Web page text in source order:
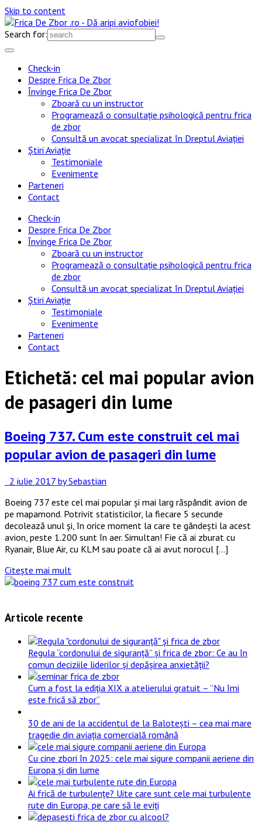
Skip to content
Search for:
Check-in
Despre Frica De Zbor
Învinge Frica De Zbor
Zboară cu un instructor
Programează o consultație psihologică pentru frica
de zbor
Consultă un avocat specializat în Dreptul Aviației
Știri Aviație
Testimoniale
Evenimente
Parteneri
Contact
Check-in
Despre Frica De Zbor
Învinge Frica De Zbor
Zboară cu un instructor
Programează o consultație psihologică pentru frica
de zbor
Consultă un avocat specializat în Dreptul Aviației
Știri Aviație
Testimoniale
Evenimente
Parteneri
Contact
Etichetă: cel mai popular avion
de pasageri din lume
Boeing 737. Cum este construit cel mai
popular avion de pasageri din lume
2 iulie 2017 by Sebastian
Boeing 737 este cel mai popular și mai larg răspândit avion de
pe mapamond. Potrivit statisticilor, la fiecare 5 secunde
decolează unul și, în orice moment la care te gândești la acest
avion, peste 1.200 sunt în aer. Simultan! Fie că ai zburat cu
Ryanair, Blue Air, cu KLM sau poate că ai avut norocul […]
Citește mai mult
Articole recente
Regula “cordonului de siguranță” și frica de zbor: Ce au în
comun deciziile liderilor și depășirea anxietății?
Cum a fost la ediția XIX a atelierului gratuit – ”Nu îmi
este frică să zbor”
30 de ani de la accidentul de la Balotești – cea mai mare
tragedie din aviația comercială română
Cu cine zbori în 2025: cele mai sigure companii aeriene din
Europa și din lume
Ai frică de turbulențe? Uite care sunt cele mai turbulente
rute din Europa, pe care să le eviți